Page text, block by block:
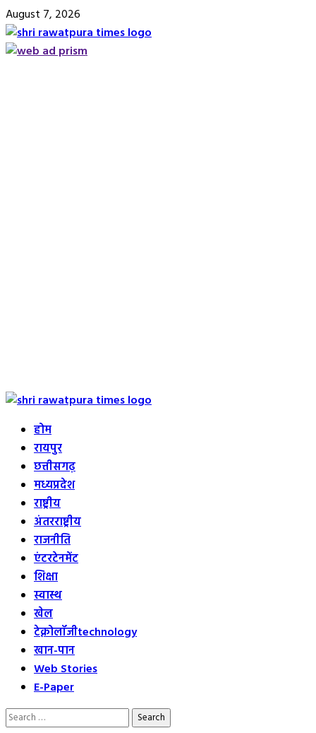
Skip
to
content
August 7, 2026
Primary
होम
रायपुर
छत्तीसगढ़
मध्यप्रदेश
राष्ट्रीय
अंतरराष्ट्रीय
राजनीति
एंटरटेनमेंट
शिक्षा
स्वास्थ
खेल
टेक्नोलॉजीtechnology
खान-पान
Web Stories
E-Paper
Search